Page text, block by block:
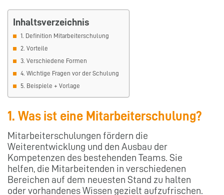
Inhaltsverzeichnis
1. Definition Mitarbeiterschulung
2. Vorteile
3. Verschiedene Formen
4. Wichtige Fragen vor der Schulung
5. Beispiele + Vorlage
1. Was ist eine Mitarbeiterschulung?
Mitarbeiterschulungen fördern die
Weiterentwicklung und den Ausbau der
Kompetenzen des bestehenden Teams. Sie
helfen, die Mitarbeitenden in verschiedenen
Bereichen auf dem neuesten Stand zu halten
oder vorhandenes Wissen gezielt aufzufrischen.